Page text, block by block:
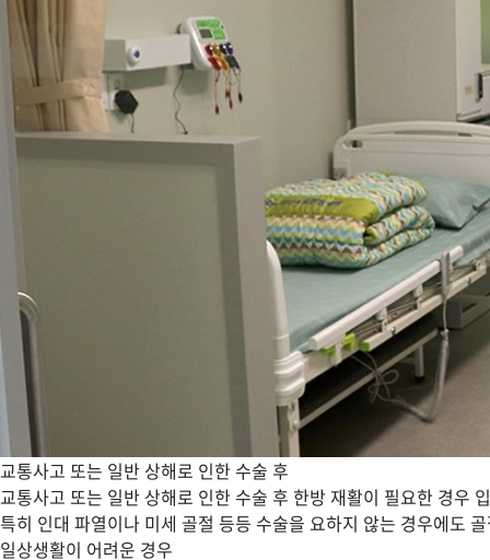
교통사고 또는 일반 상해로 인한 수술 후
교통사고 또는 일반 상해로 인한 수술 후 한방 재활이 필요한 경우
특히 인대 파열이나 미세 골절 등등 수술을 요하지 않는 경우에도
일상생활이 어려운 경우